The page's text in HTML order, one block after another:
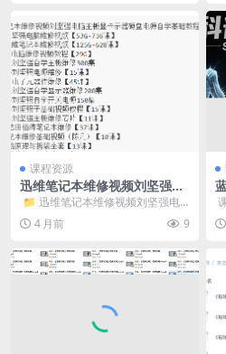
课程资源
迅维笔记本维修视频刘坚强电
脑主板显卡示器硬盘电源自学
分享】
​ 📁 迅维笔记本维修视频刘坚强电
脑主板显卡示器硬盘电源自学基础
教程【200G】...
4 月前 9